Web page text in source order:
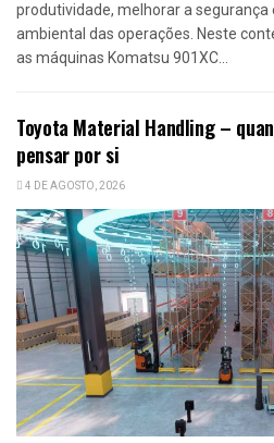
produtividade, melhorar a segurança
ambiental das operações. Neste
as máquinas Komatsu 901XC...
Toyota Material Handling –
pensar por si
4 DE AGOSTO, 2026